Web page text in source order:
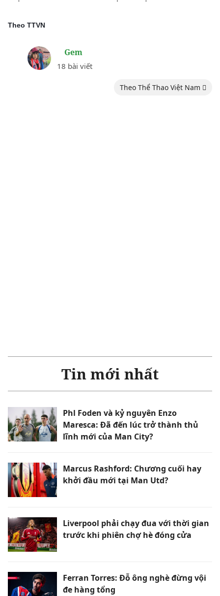
Theo TTVN
Gem
18 bài viết
Theo Thể Thao Việt Nam
Tin mới nhất
Phl Foden và kỷ nguyên Enzo
Maresca: Đã đến lúc trở thành thủ
lĩnh mới của Man City?
Marcus Rashford: Chương cuối hay
khởi đầu mới tại Man Utd?
Liverpool phải chạy đua với thời gian
trước khi phiên chợ hè đóng cửa
Ferran Torres: Đỗ ông nghè đừng vội
đe hàng tổng